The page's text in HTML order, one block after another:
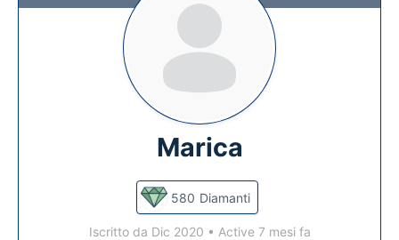
Marica
580 Diamanti
Iscritto da Dic 2020 • Active 7 mesi fa